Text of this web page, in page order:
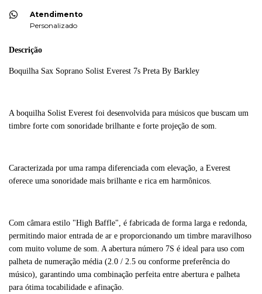
Atendimento
Personalizado
Descrição
Boquilha Sax Soprano Solist Everest 7s Preta By Barkley
A boquilha Solist Everest foi desenvolvida para músicos que buscam um
timbre forte com sonoridade brilhante e forte projeção de som.
Caracterizada por uma rampa diferenciada com elevação, a Everest
oferece uma sonoridade mais brilhante e rica em harmônicos.
Com câmara estilo "High Baffle", é fabricada de forma larga e redonda,
permitindo maior entrada de ar e proporcionando um timbre maravilhoso
com muito volume de som. A abertura número 7S é ideal para uso com
palheta de numeração média (2.0 / 2.5 ou conforme preferência do
músico), garantindo uma combinação perfeita entre abertura e palheta
para ótima tocabilidade e afinação.